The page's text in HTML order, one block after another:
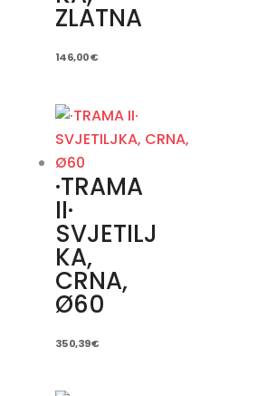
ZLATNA
146,00€
·TRAMA
II·
SVJETILJ
KA,
CRNA,
Ø60
350,39€